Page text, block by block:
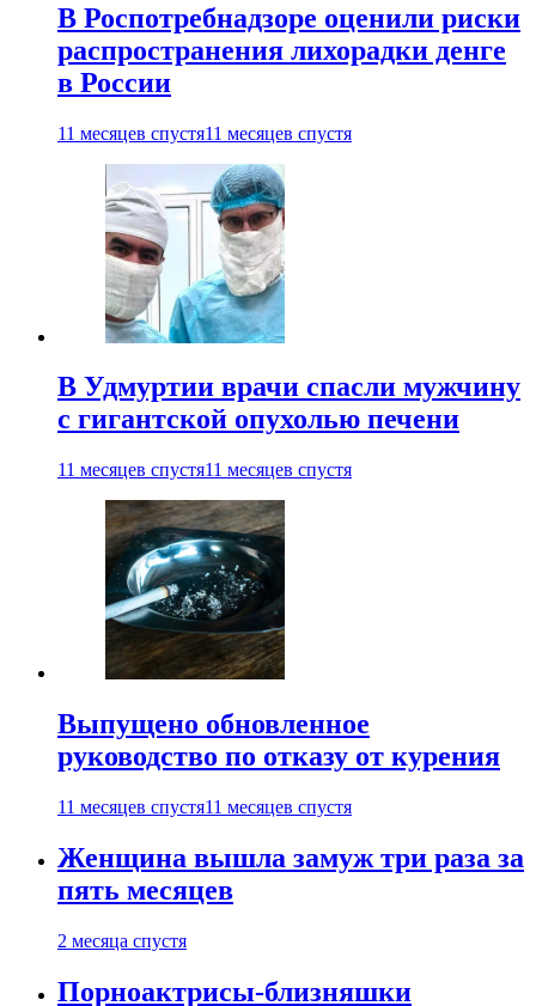
В Роспотребнадзоре оценили риски
распространения лихорадки денге
в России
11 месяцев спустя11 месяцев спустя
В Удмуртии врачи спасли мужчину
с гигантской опухолью печени
11 месяцев спустя11 месяцев спустя
Выпущено обновленное
руководство по отказу от курения
11 месяцев спустя11 месяцев спустя
Женщина вышла замуж три раза за
пять месяцев
2 месяца спустя
Порноактрисы-близняшки